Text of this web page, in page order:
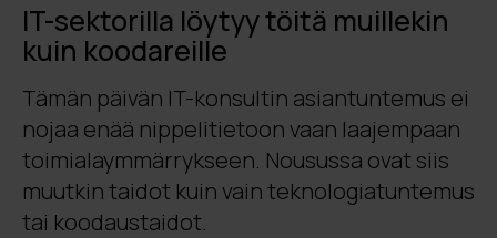
IT-sektorilla löytyy töitä muillekin
kuin koodareille
Tämän päivän IT-konsultin asiantuntemus ei
nojaa enää nippelitietoon vaan laajempaan
toimialaymmärrykseen. Nousussa ovat siis
muutkin taidot kuin vain teknologiatuntemus
tai koodaustaidot.